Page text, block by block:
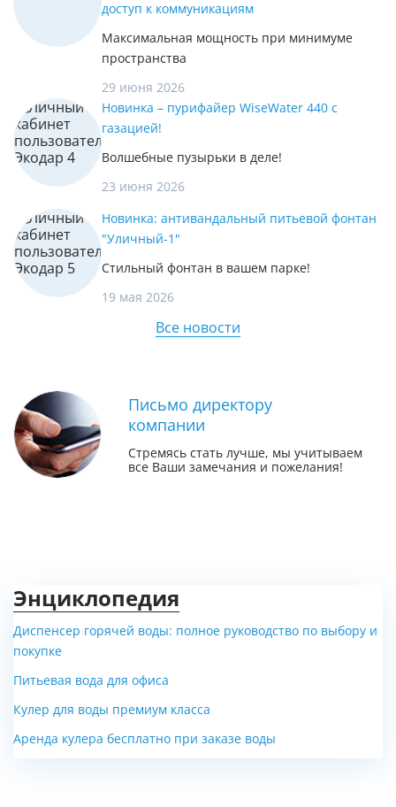
доступ к коммуникациям
Максимальная мощность при минимуме
пространства
29 июня 2026
Новинка – пурифайер WiseWater 440 с
газацией!
Волшебные пузырьки в деле!
23 июня 2026
Новинка: антивандальный питьевой фонтан
"Уличный-1"
Стильный фонтан в вашем парке!
19 мая 2026
Все новости
Письмо директору
компании
Стремясь стать лучше, мы учитываем
все Ваши замечания и пожелания!
Энциклопедия
Диспенсер горячей воды: полное руководство по выбору и
покупке
Питьевая вода для офиса
Кулер для воды премиум класса
Аренда кулера бесплатно при заказе воды